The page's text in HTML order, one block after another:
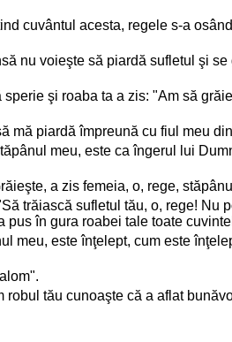
cuvântul acesta, regele s-a
nu voieşte să piardă sufletul şi
şi roaba ta a zis: "Am să
mă piardă împreună cu fiul meu
meu, este ca îngerul lui
a zis femeia, o, rege,
trăiască sufletul tău, o, rege! Nu
în gura roabei tale toate
meu, este înţelept, cum este
tău cunoaşte că a aflat